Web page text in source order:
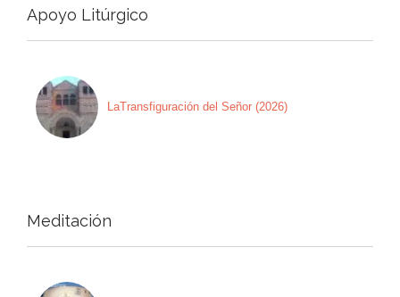
Apoyo Litúrgico
LaTransfiguración del Señor (2026)
Meditación